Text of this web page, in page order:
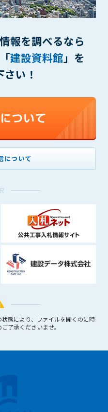
報を調べるなら
建設資料館」を
い！
について
態により、ファイルを開くのに時
了承くださいませ。
り得た会員の個人情報（以下
管理者は、以下の各号に該当
たは提供しないものとしま
的な処理をした形式で第三
産、安全等を保護するため
場合
以下に該当する、またはその
利用することにより得た情報
ついて、その完全性、正確性
た、当該情報等に起因して
者は、何らの責任も負わな
いて本サービスを利用するも
の利用に関連し、第三者から
れまたは訴訟が提起された
と責任においてこれを解決す
いる広告等によって行われる
が掲載されたこと自体に起因
負いません。